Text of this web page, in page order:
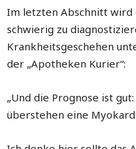
Im letzten Abschnitt wird
schwierig zu
Krankheitsgeschehen
der „Apotheken Kurier“:
„Und die Prognose ist
überstehen eine